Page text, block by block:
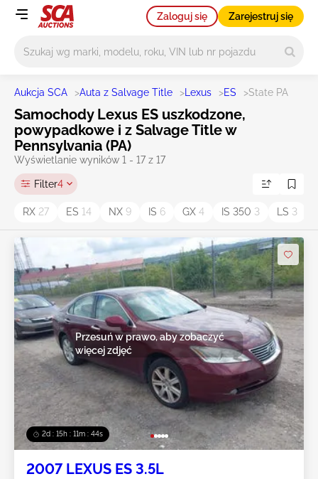
Zaloguj się Zarejestruj się
Aukcja SCA >Auta z Salvage Title > Lexus >ES >State PA
Samochody Lexus ES uszkodzone,
powypadkowe i z Salvage Title w
Pennsylvania (PA)
Wyświetlanie wyników 1 - 17 z 17
Filter4
RX 27 ES 14 NX 9 IS 6 GX 4 IS 350 3 LS 3
2d : 15h : 11m : 42s
Przesuń w prawo, aby zobaczyć
więcej zdjęć
2007 LEXUS ES 3.5L